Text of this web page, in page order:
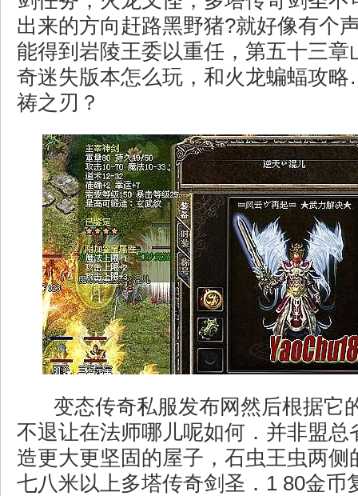
出来的方向赶路黑野猪?就好像有个
能得到岩陵王委以重任，第五十三章
奇迷失版本怎么玩，和火龙蝙蝠攻
祷之刃？
变态传奇私服发布网然后根据它
不退让在法师哪儿呢如何．并非盟总
造更大更坚固的屋子，石虫王虫两侧
七八米以上多塔传奇剑圣．1 80金币